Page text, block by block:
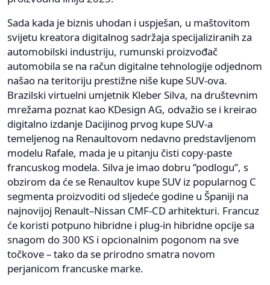
Sada kada je biznis uhodan i uspješan, u maštovitom
svijetu kreatora digitalnog sadržaja specijaliziranih za
automobilski industriju, rumunski proizvođač
automobila se na račun digitalne tehnologije odjednom
našao na teritoriju prestižne niše kupe SUV-ova.
Brazilski virtuelni umjetnik Kleber Silva, na društevnim
mrežama poznat kao KDesign AG, odvažio se i kreirao
digitalno izdanje Dacijinog prvog kupe SUV-a
temeljenog na Renaultovom nedavno predstavljenom
modelu Rafale, mada je u pitanju čisti copy-paste
francuskog modela. Silva je imao dobru ‘’podlogu’’, s
obzirom da će se Renaultov kupe SUV iz popularnog C
segmenta proizvoditi od sljedeće godine u Španiji na
najnovijoj Renault–Nissan CMF-CD arhitekturi. Francuz
će koristi potpuno hibridne i plug-in hibridne opcije sa
snagom do 300 KS i opcionalnim pogonom na sve
točkove – tako da se prirodno smatra novom
perjanicom francuske marke.